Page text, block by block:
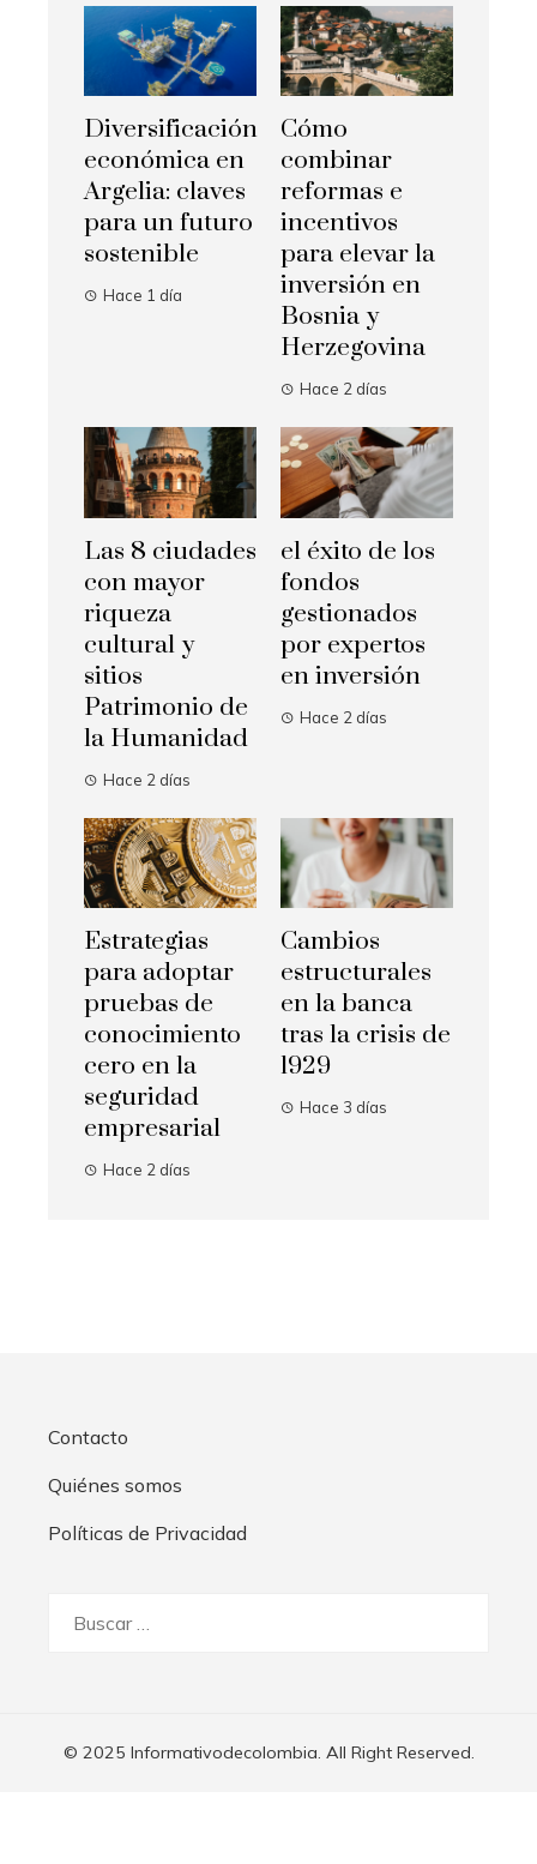
Diversificación
económica en
Argelia: claves
para un futuro
sostenible
Hace 1 día
Cómo
combinar
reformas e
incentivos
para elevar la
inversión en
Bosnia y
Herzegovina
Hace 2 días
Las 8 ciudades
con mayor
riqueza
cultural y
sitios
Patrimonio de
la Humanidad
Hace 2 días
el éxito de los
fondos
gestionados
por expertos
en inversión
Hace 2 días
Estrategias
para adoptar
pruebas de
conocimiento
cero en la
seguridad
empresarial
Hace 2 días
Cambios
estructurales
en la banca
tras la crisis de
1929
Hace 3 días
Contacto
Quiénes somos
Políticas de Privacidad
© 2025 Informativodecolombia. All Right Reserved.